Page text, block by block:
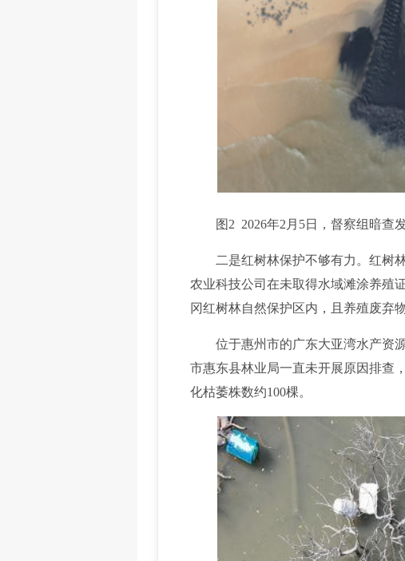
图2 2026年2月5日，督察组暗查
二是红树林保护不够有力。红树林
农业科技公司在未取得水域滩涂养殖
冈红树林自然保护区内，且养殖废弃
位于惠州市的广东大亚湾水产资源
市惠东县林业局一直未开展原因排查
化枯萎株数约100棵。